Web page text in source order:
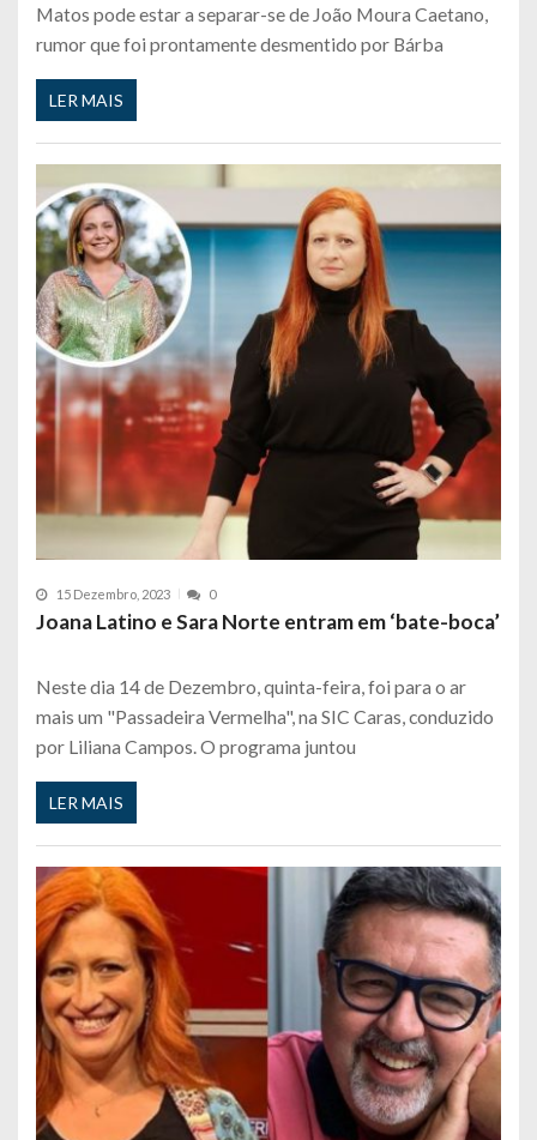
Matos pode estar a separar-se de João Moura Caetano,
rumor que foi prontamente desmentido por Bárba
LER MAIS
15 Dezembro, 2023 0
Joana Latino e Sara Norte entram em ‘bate-boca’
Neste dia 14 de Dezembro, quinta-feira, foi para o ar
mais um "Passadeira Vermelha", na SIC Caras, conduzido
por Liliana Campos. O programa juntou
LER MAIS